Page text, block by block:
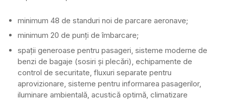
minimum 48 de standuri noi de parcare aeronave;
minimum 20 de punți de îmbarcare;
spații generoase pentru pasageri, sisteme moderne de
benzi de bagaje (sosiri și plecări), echipamente de
control de securitate, fluxuri separate pentru
aprovizionare, sisteme pentru informarea pasagerilor,
iluminare ambientală, acustică optimă, climatizare